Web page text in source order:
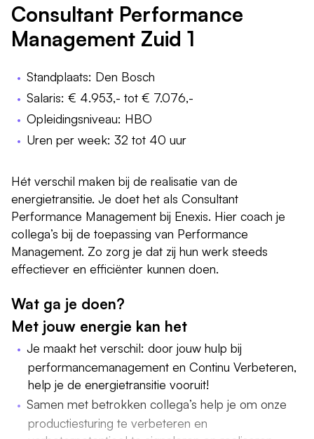
Consultant Performance
Management Zuid 1
Standplaats: Den Bosch
Salaris: € 4.953,- tot € 7.076,-
Opleidingsniveau: HBO
Uren per week: 32 tot 40 uur
Hét verschil maken bij de realisatie van de
energietransitie. Je doet het als Consultant
Performance Management bij Enexis. Hier coach je
collega’s bij de toepassing van Performance
Management. Zo zorg je dat zij hun werk steeds
effectiever en efficiënter kunnen doen.
Wat ga je doen?
Met jouw energie kan het
Je maakt het verschil: door jouw hulp bij
performancemanagement en Continu Verbeteren,
help je de energietransitie vooruit!
Samen met betrokken collega’s help je om onze
productiesturing te verbeteren en